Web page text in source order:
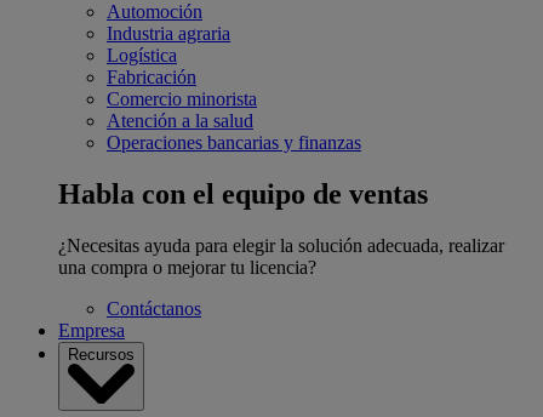
Automoción
Industria agraria
Logística
Fabricación
Comercio minorista
Atención a la salud
Operaciones bancarias y finanzas
Habla con el equipo de ventas
¿Necesitas ayuda para elegir la solución adecuada, realizar
una compra o mejorar tu licencia?
Contáctanos
Empresa
Recursos